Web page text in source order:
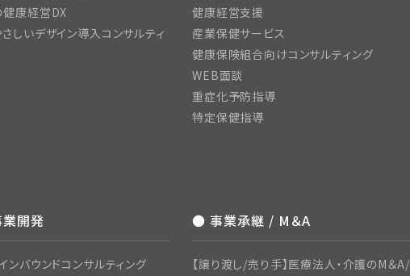
康経営DX
しいデザイン導入コンサルティ
健康経営支援
産業保健サービス
健康保険組合向けコンサルティング
WEB面談
重症化予防指導
特定保健指導
開発
ンバウンドコンサルティング
● 事業承継 / M＆A
【譲り渡し/売り手】医療法人・介護のM＆A/